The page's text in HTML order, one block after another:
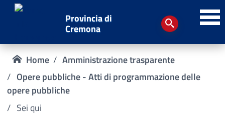
Provincia di
Cremona
Home
Amministrazione trasparente
Opere pubbliche - Atti di programmazione delle
opere pubbliche
Sei qui